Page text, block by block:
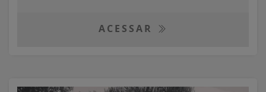
ACESSAR